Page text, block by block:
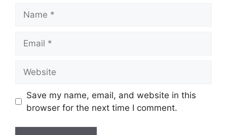
Save my name, email, and website in this
browser for the next time I comment.